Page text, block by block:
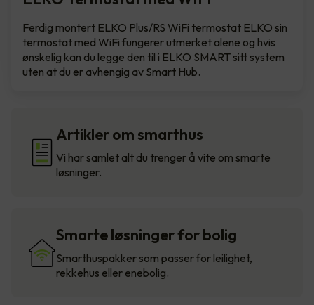
Ferdig montert ELKO Plus/RS WiFi termostat ELKO sin
termostat med WiFi fungerer utmerket alene og hvis
ønskelig kan du legge den til i ELKO SMART sitt system
uten at du er avhengig av Smart Hub.
Artikler om smarthus
Vi har samlet alt du trenger å vite om smarte
løsninger.
Smarte løsninger for bolig
Smarthuspakker som passer for leilighet,
rekkehus eller enebolig.